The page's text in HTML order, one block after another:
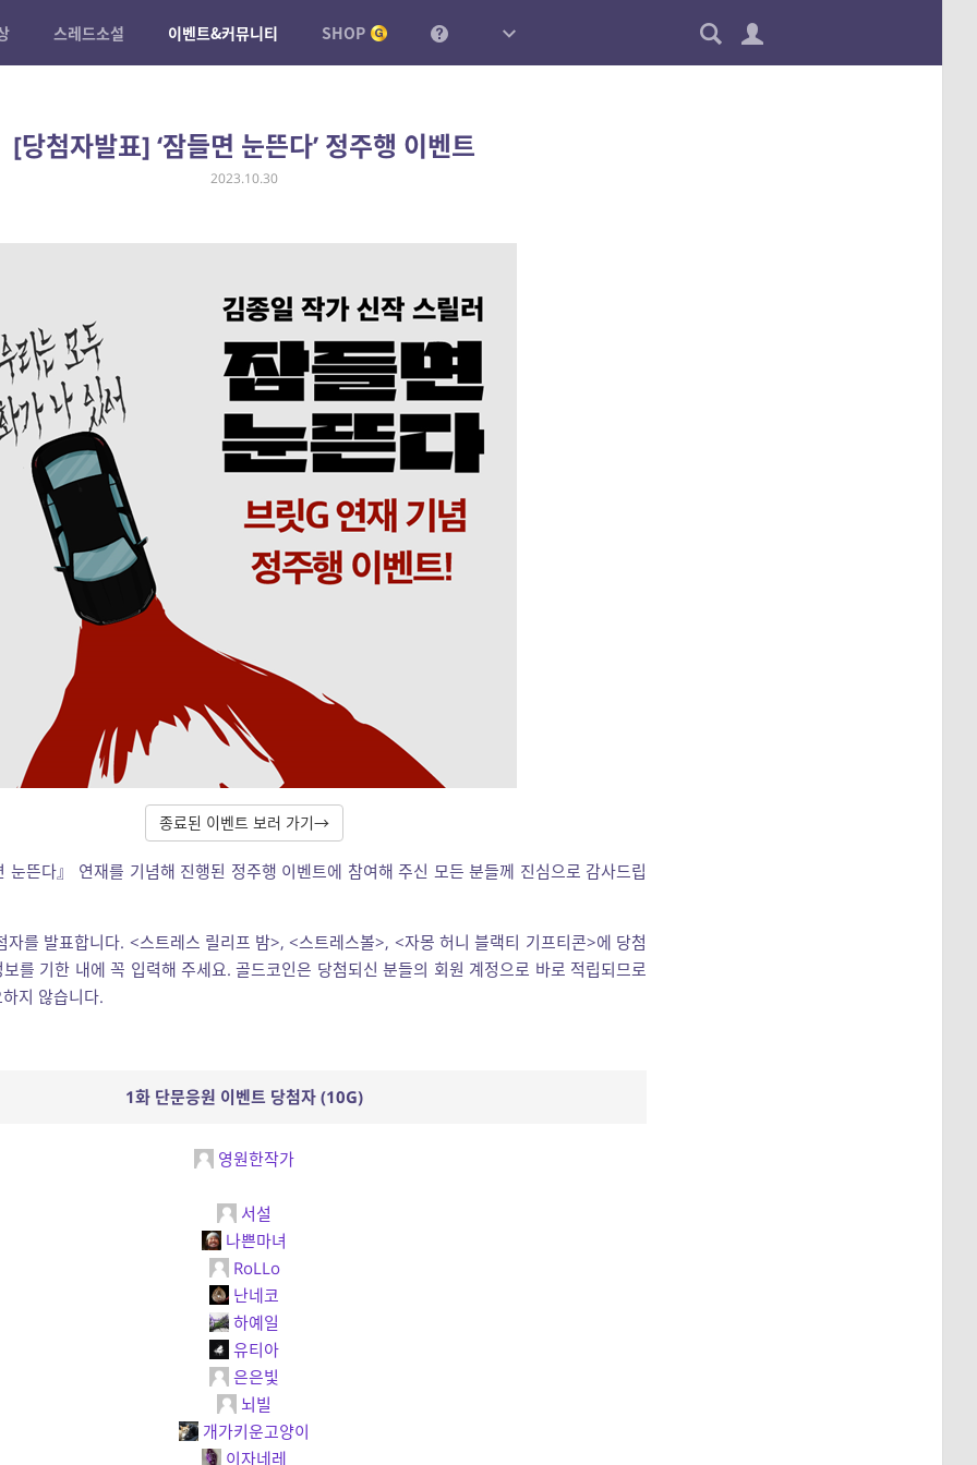
스레드소설 이벤트&커뮤니티 SHOP
[당첨자발표] ‘잠들면 눈뜬다’ 정주행 이벤트
2023.10.30
종료된 이벤트 보러 가기→
눈뜬다』 연재를 기념해 진행된 정주행 이벤트에 참여해 주신 모든 분들께 진심으로 감사드립
자를 발표합니다. <스트레스 릴리프 밤>, <스트레스볼>, <자몽 허니 블랙티 기프티콘>에 당첨
를 기한 내에 꼭 입력해 주세요. 골드코인은 당첨되신 분들의 회원 계정으로 바로 적립되므로
지 않습니다.
1화 단문응원 이벤트 당첨자 (10G)
영원한작가
서설
나쁜마녀
RoLLo
난네코
하예일
유티아
은은빛
뇌빌
개가키운고양이
이자네레